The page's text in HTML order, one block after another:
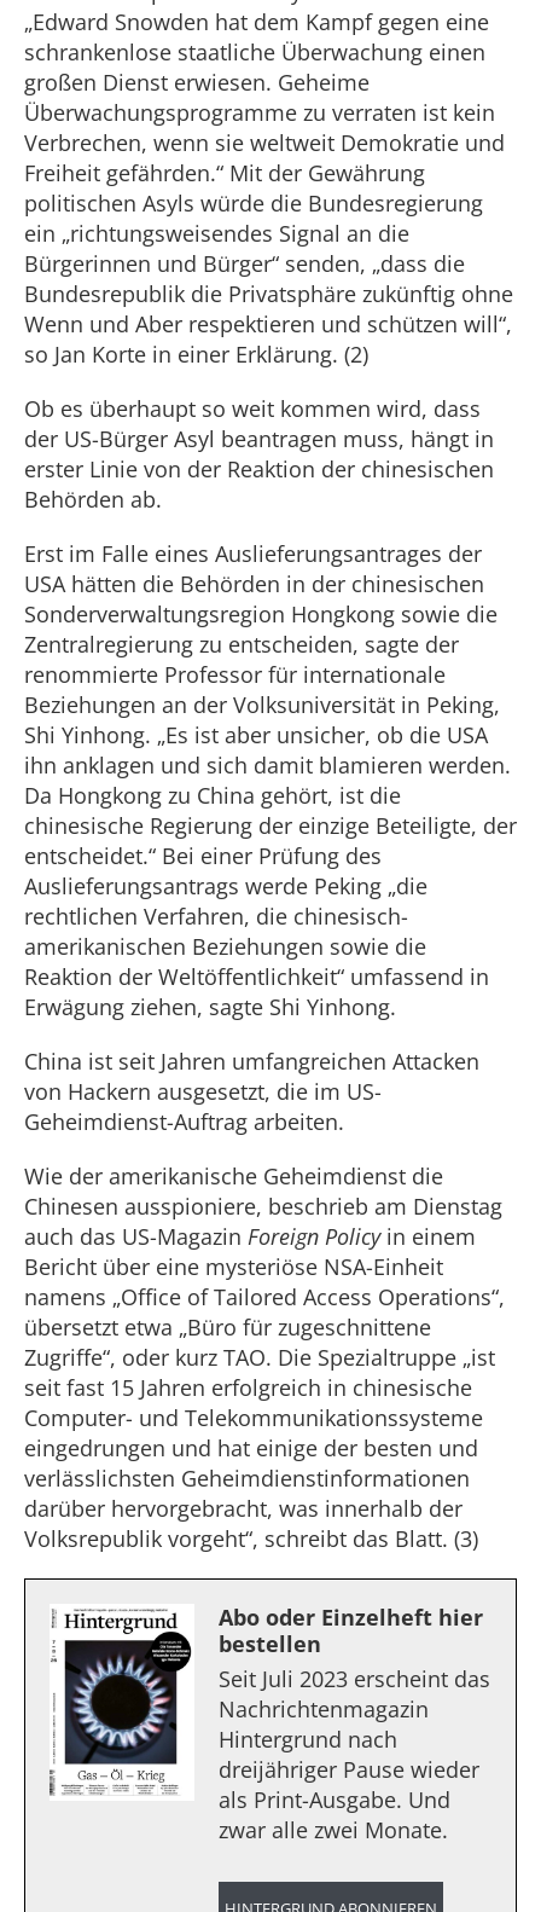
„Edward Snowden hat dem Kampf gegen eine
schrankenlose staatliche Überwachung einen
großen Dienst erwiesen. Geheime
Überwachungsprogramme zu verraten ist kein
Verbrechen, wenn sie weltweit Demokratie und
Freiheit gefährden.“ Mit der Gewährung
politischen Asyls würde die Bundesregierung
ein „richtungsweisendes Signal an die
Bürgerinnen und Bürger“ senden, „dass die
Bundesrepublik die Privatsphäre zukünftig ohne
Wenn und Aber respektieren und schützen will“,
so Jan Korte in einer Erklärung. (2)
Ob es überhaupt so weit kommen wird, dass
der US-Bürger Asyl beantragen muss, hängt in
erster Linie von der Reaktion der chinesischen
Behörden ab.
Erst im Falle eines Auslieferungsantrages der
USA hätten die Behörden in der chinesischen
Sonderverwaltungsregion Hongkong sowie die
Zentralregierung zu entscheiden, sagte der
renommierte Professor für internationale
Beziehungen an der Volksuniversität in Peking,
Shi Yinhong. „Es ist aber unsicher, ob die USA
ihn anklagen und sich damit blamieren werden.
Da Hongkong zu China gehört, ist die
chinesische Regierung der einzige Beteiligte, der
entscheidet.“ Bei einer Prüfung des
Auslieferungsantrags werde Peking „die
rechtlichen Verfahren, die chinesisch-
amerikanischen Beziehungen sowie die
Reaktion der Weltöffentlichkeit“ umfassend in
Erwägung ziehen, sagte Shi Yinhong.
China ist seit Jahren umfangreichen Attacken
von Hackern ausgesetzt, die im US-
Geheimdienst-Auftrag arbeiten.
Wie der amerikanische Geheimdienst die
Chinesen ausspioniere, beschrieb am Dienstag
auch das US-Magazin Foreign Policyin einem
Bericht über eine mysteriöse NSA-Einheit
namens „Office of Tailored Access Operations“,
übersetzt etwa „Büro für zugeschnittene
Zugriffe“, oder kurz TAO. Die Spezialtruppe „ist
seit fast 15 Jahren erfolgreich in chinesische
Computer- und Telekommunikationssysteme
eingedrungen und hat einige der besten und
verlässlichsten Geheimdienstinformationen
darüber hervorgebracht, was innerhalb der
Volksrepublik vorgeht“, schreibt das Blatt. (3)
Abo oder Einzelheft hier
bestellen
Seit Juli 2023 erscheint das
Nachrichtenmagazin
Hintergrund nach
dreijähriger Pause wieder
als Print-Ausgabe. Und
zwar alle zwei Monate.